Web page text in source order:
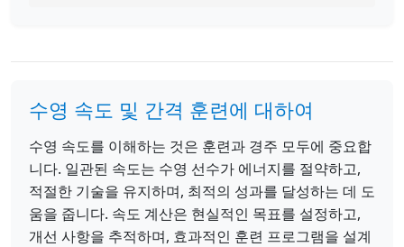
수영 속도 및 간격 훈련에 대하여
수영 속도를 이해하는 것은 훈련과 경주 모두에 중요합
니다. 일관된 속도는 수영 선수가 에너지를 절약하고,
적절한 기술을 유지하며, 최적의 성과를 달성하는 데 도
움을 줍니다. 속도 계산은 현실적인 목표를 설정하고,
개선 사항을 추적하며, 효과적인 훈련 프로그램을 설계